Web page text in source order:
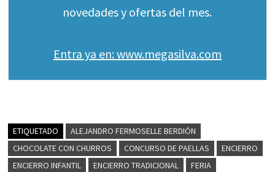
novedades y ofertas del mes.
Entra ya en: www.megasilva.com
ETIQUETADO
ALEJANDRO FERMOSELLE BERDIÓN
CHOCOLATE CON CHURROS
CONCURSO DE PAELLAS
ENCIERRO
ENCIERRO INFANTIL
ENCIERRO TRADICIONAL
FERIA